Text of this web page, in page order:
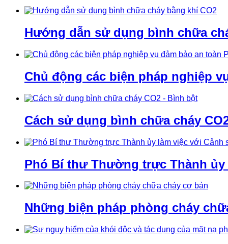
Hướng dẫn sử dụng bình chữa
Chủ động các biện pháp nghiệp
Cách sử dụng bình chữa cháy
Phó Bí thư Thường trực Thành ủy
Những biện pháp phòng cháy